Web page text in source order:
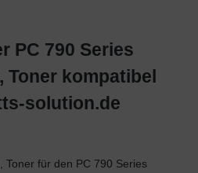
PC 790 Series
Toner kompatibel
solution.de
Toner für den PC 790 Series